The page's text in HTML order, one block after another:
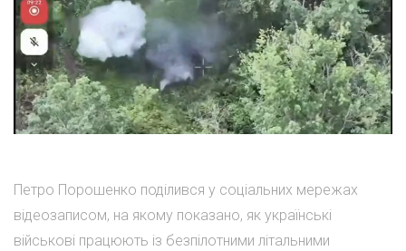
Петро Порошенко поділився у соціальних мережах
відеозаписом, на якому показано, як українські
військові працюють із безпілотними літальними